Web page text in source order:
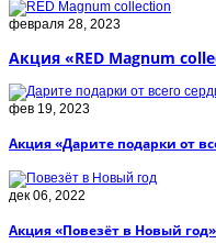
февраля 28, 2023
Акция «RED Magnum
фев 19, 2023
Акция «Дарите подарки от
дек 06, 2022
Акция «Повезёт в Новый год»